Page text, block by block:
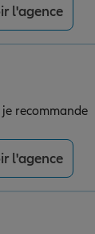
l'agence
recommande
l'agence